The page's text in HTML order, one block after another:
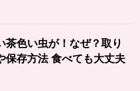
茶色い虫が！なぜ？取り
保存方法 食べても大丈夫